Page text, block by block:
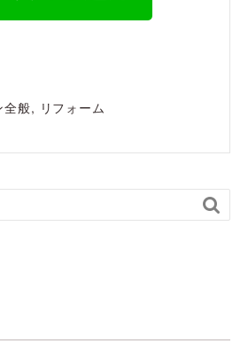
全般, リフォーム
